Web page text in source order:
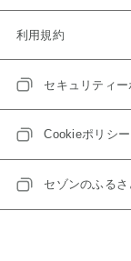
利用規約
セキュリティー
Cookieポリシー
セゾンのふる